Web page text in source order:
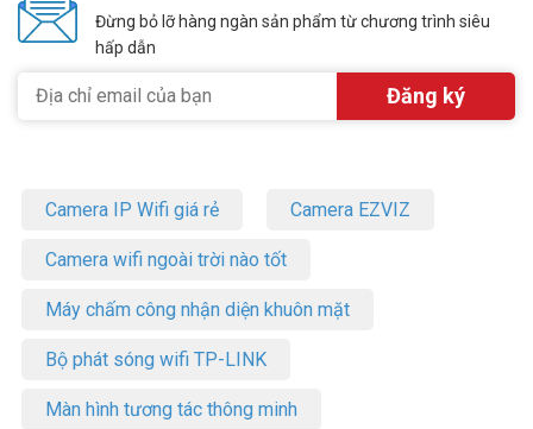
Đừng bỏ lỡ hàng ngàn sản phẩm từ chương trình siêu
hấp dẫn
Camera IP Wifi giá rẻ Camera EZVIZ
Camera wifi ngoài trời nào tốt
Máy chấm công nhận diện khuôn mặt
Bộ phát sóng wifi TP-LINK
Màn hình tương tác thông minh